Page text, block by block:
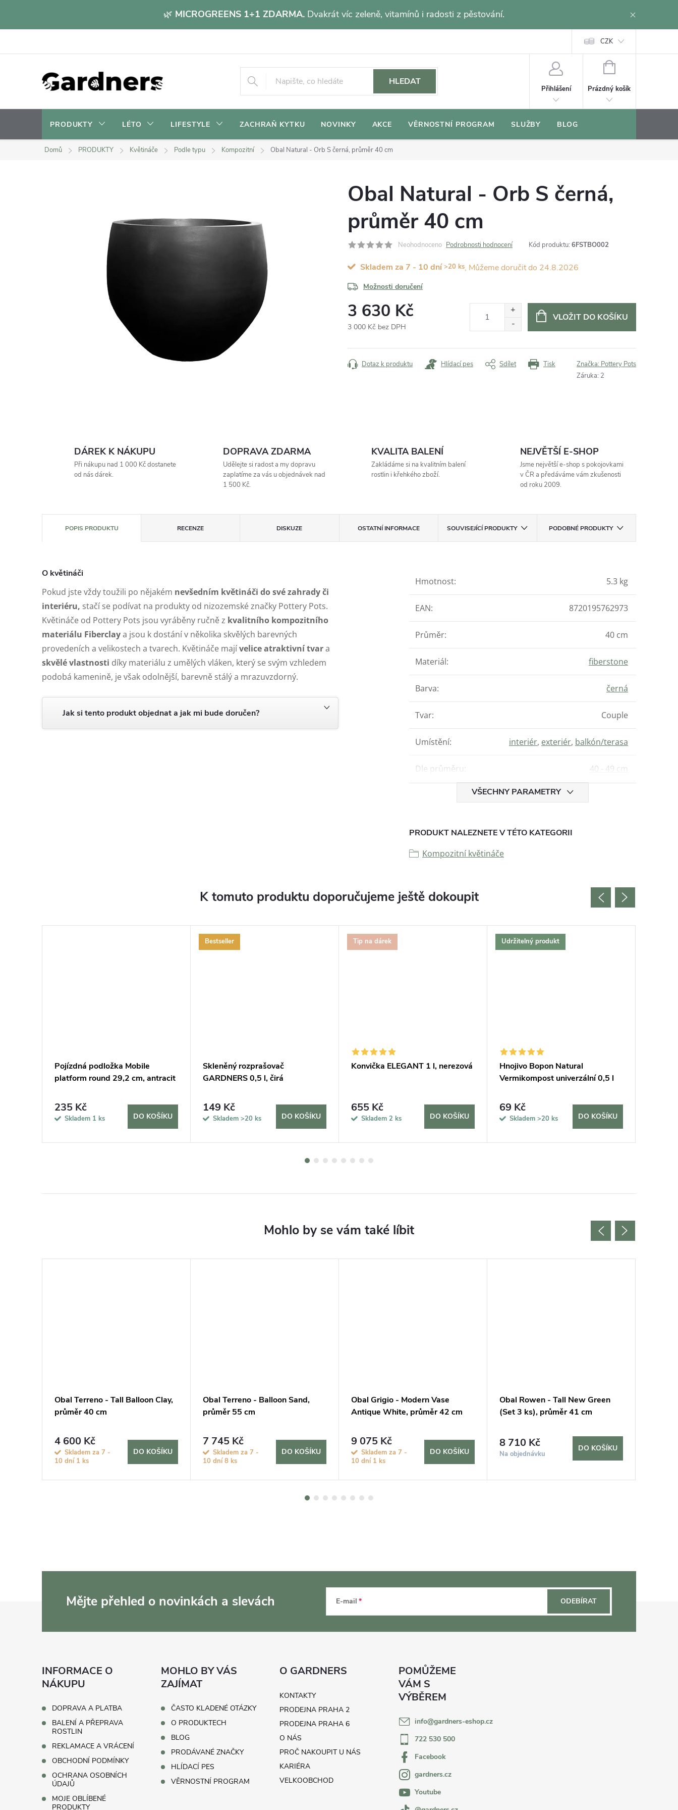
🌿 MICROGREENS 1+1 ZDARMA. Dvakrát víc zeleně, vitamínů i radosti z pěstování.
CZK
HLEDAT
Přihlášení
NÁKUPNÍ
Prázdný košík
PRODUKTY LÉTO LIFESTYLE ZACHRAŇ KYTKU NOVINKY AKCE VĚRNOSTNÍ PROGRAM SLUŽBY BLOG
Domů PRODUKTY Květináče Podle typu Kompozitní Obal Natural - Orb S černá, průměr 40 cm
Obal Natural - Orb S černá,
průměr 40 cm
Neohodnoceno Podrobnosti hodnocení Kód produktu: 6FSTBO002
Skladem za 7 - 10 dní >20 ks 24.8.2026
Možnosti doručení
3 630 Kč
3 000 Kč bez DPH
cena:
VLOŽIT DO KOŠÍKU
Tisk
Dotaz k produktu Hlídací pes Sdílet Značka: Pottery Pots
Záruka: 2
DÁREK K NÁKUPU
Při nákupu nad 1 000 Kč dostanete
od nás dárek.
DOPRAVA ZDARMA
Udělejte si radost a my dopravu
zaplatíme za vás u objednávek nad
1 500 Kč.
KVALITA BALENÍ
Zakládáme si na kvalitním balení
rostlin i křehkého zboží.
NEJVĚTŠÍ E-SHOP
Jsme největší e-shop s pokojovkami
v ČR a předáváme vám zkušenosti
od roku 2009.
POPIS PRODUKTU RECENZE DISKUZE OSTATNÍ INFORMACE SOUVISEJÍCÍ PRODUKTY PODOBNÉ PRODUKTY
O květináči
Pokud jste vždy toužili po nějakém nevšedním květináči do své zahrady či
interiéru, stačí se podívat na produkty od nizozemské značky Pottery Pots.
Květináče od Pottery Pots jsou vyráběny ručně z kvalitního kompozitního
materiálu Fiberclaya jsou k dostání v několika skvělých barevných
provedeních a velikostech a tvarech. Květináče majívelice atraktivní tvara
skvělé vlastnosti díky materiálu z umělých vláken, který se svým vzhledem
podobá kamenině, je však odolnější, barevně stálý a mrazuvzdorný.
Jak si tento produkt objednat a jak mi bude doručen?
Hmotnost: 5.3 kg
EAN: 8720195762973
Průměr: 40 cm
Materiál: fiberstone
Barva: černá
Tvar: Couple
Umístění: interiér, exteriér, balkón/terasa
Dle průměru: 40 - 49 cm
VŠECHNY PARAMETRY
PRODUKT NALEZNETE V TÉTO KATEGORII
Kompozitní květináče
K tomuto produktu doporučujeme ještě dokoupit
Pojízdná podložka Mobile
platform round 29,2 cm, antracit
235 Kč
Skladem 1 ks DO KOŠÍKU
Bestseller
Skleněný rozprašovač
GARDNERS 0,5 l, čirá
149 Kč
Skladem >20 ks DO KOŠÍKU
Tip na dárek
Konvička ELEGANT 1 l, nerezová
655 Kč
Skladem 2 ks DO KOŠÍKU
Udržitelný produkt
Hnojivo Bopon Natural
Vermikompost univerzální 0,5 l
69 Kč
Skladem >20 ks DO KOŠÍKU
Obal Terreno - Tall Balloon Clay,
průměr 40 cm
4 600 Kč
Skladem za 7 -
10 dní 1 ks
DO KOŠÍKU
Obal Terreno - Balloon Sand,
průměr 55 cm
7 745 Kč
Skladem za 7 -
10 dní8 ks
DO KOŠÍKU
Obal Grigio - Modern Vase
Antique White, průměr 42 cm
9 075 Kč
Skladem za 7 -
10 dní 1 ks
DO KOŠÍKU
Obal Rowen - Tall New Green
(Set 3 ks), průměr 41 cm
8 710 Kč
Na objednávku
DO KOŠÍKU
Mějte přehled o novinkách a slevách E-mail ODEBÍRAT
INFORMACE O
NÁKUPU
DOPRAVA A PLATBA
BALENÍ A PŘEPRAVA
ROSTLIN
REKLAMACE A VRÁCENÍ
OBCHODNÍ PODMÍNKY
OCHRANA OSOBNÍCH
ÚDAJŮ
MOJE OBLÍBENÉ
PRODUKTY
MOHLO BY VÁS
ZAJÍMAT
ČASTO KLADENÉ OTÁZKY
O PRODUKTECH
BLOG
PRODÁVANÉ ZNAČKY
HLÍDACÍ PES
VĚRNOSTNÍ PROGRAM
O GARDNERS
KONTAKTY
PRODEJNA PRAHA 2
PRODEJNA PRAHA 6
O NÁS
PROČ NAKOUPIT U NÁS
KARIÉRA
VELKOOBCHOD
info@gardners-eshop.cz
722 530 500
Facebook
gardners.cz
Youtube